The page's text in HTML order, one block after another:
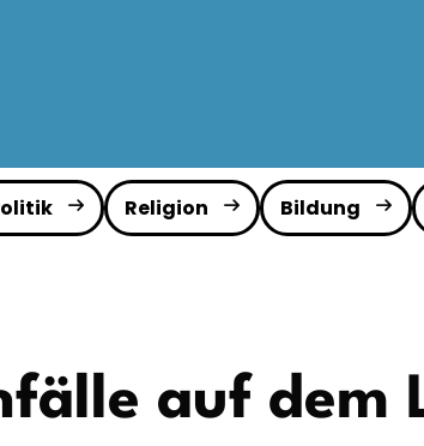
Religion Bildung
auf